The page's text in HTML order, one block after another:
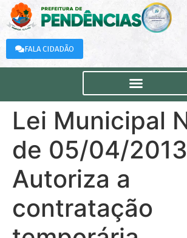
FALA CIDADÃO
Lei Municipal
de 05/04/
Autoriza a
contratação